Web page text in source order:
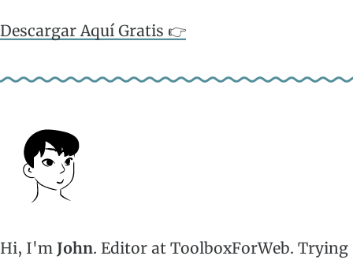
Descargar Aquí Gratis 👉
Hi, I'm John. Editor at ToolboxForWeb. Trying